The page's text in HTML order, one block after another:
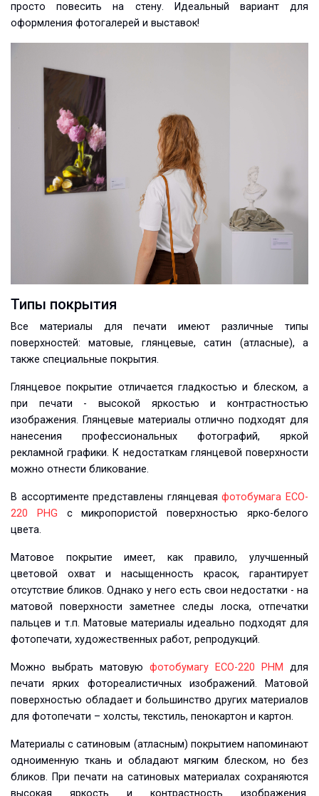
просто повесить на стену. Идеальный вариант для
оформления фотогалерей и выставок!
Типы покрытия
Все материалы для печати имеют различные типы
поверхностей: матовые, глянцевые, сатин (атласные), а
также специальные покрытия.
Глянцевое покрытие отличается гладкостью и блеском, а
при печати - высокой яркостью и контрастностью
изображения. Глянцевые материалы отлично подходят для
нанесения профессиональных фотографий, яркой
рекламной графики. К недостаткам глянцевой поверхности
можно отнести бликование.
В ассортименте представлены глянцеваяфотобумага ECO-
220 PHG c микропористой поверхностью ярко-белого
цвета.
Матовое покрытие имеет, как правило, улучшенный
цветовой охват и насыщенность красок, гарантирует
отсутствие бликов. Однако у него есть свои недостатки - на
матовой поверхности заметнее следы лоска, отпечатки
пальцев и т.п. Матовые материалы идеально подходят для
фотопечати, художественных работ, репродукций.
Можно выбрать матовую фотобумагу ECO-220 PHM
для
печати ярких фотореалистичных изображений. Матовой
поверхностью обладает и большинство других материалов
для фотопечати – холсты, текстиль, пенокартон и картон.
Материалы с сатиновым (атласным) покрытием напоминают
одноименную ткань и обладают мягким блеском, но без
бликов. При печати на сатиновых материалах сохраняются
высокая яркость и контрастность изображения.